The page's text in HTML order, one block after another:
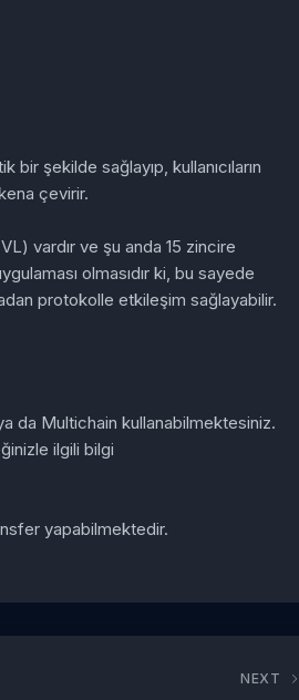
bir şekilde sağlayıp, kullanıcıların
çevirir.
vardır ve şu anda 15 zincire
olmasıdır ki, bu sayede
protokolle etkileşim sağlayabilir.
da Multichain kullanabilmektesiniz.
ilgili bilgi
yapabilmektedir.
NEXT